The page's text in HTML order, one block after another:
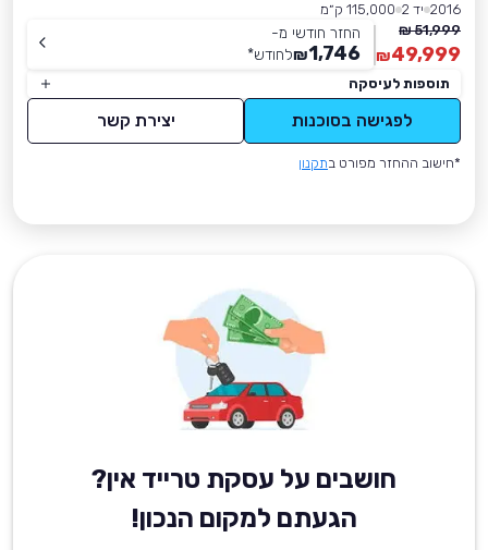
2016 יד 2
115,000 ק״מ
51,999 ₪
49,999
₪
החזר חודשי מ-
1,746
₪לחודש*
תוספות לעיסקה
לפגישה בסוכנות יצירת קשר
*חישוב ההחזר מפורט בתקנון
חושבים על עסקת טרייד אין?
הגעתם למקום הנכון!